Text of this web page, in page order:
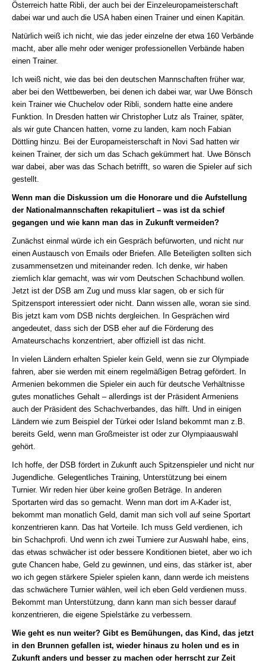
Österreich hatte Ribli, der auch bei der Einzeleuropameisterschaft
dabei war und auch die USA haben einen Trainer und einen Kapitän.
Natürlich weiß ich nicht, wie das jeder einzelne der etwa 160 Verbände
macht, aber alle mehr oder weniger professionellen Verbände haben
einen Trainer.
Ich weiß nicht, wie das bei den deutschen Mannschaften früher war,
aber bei den Wettbewerben, bei denen ich dabei war, war Uwe Bönsch
kein Trainer wie Chuchelov oder Ribli, sondern hatte eine andere
Funktion. In Dresden hatten wir Christopher Lutz als Trainer, später,
als wir gute Chancen hatten, vorne zu landen, kam noch Fabian
Döttling hinzu. Bei der Europameisterschaft in Novi Sad hatten wir
keinen Trainer, der sich um das Schach gekümmert hat. Uwe Bönsch
war dabei, aber was das Schach betrifft, so waren die Spieler auf sich
gestellt.
Wenn man die Diskussion um die Honorare und die Aufstellung
der Nationalmannschaften rekapituliert – was ist da schief
gegangen und wie kann man das in Zukunft vermeiden?
Zunächst einmal würde ich ein Gespräch befürworten, und nicht nur
einen Austausch von Emails oder Briefen. Alle Beteiligten sollten sich
zusammensetzen und miteinander reden. Ich denke, wir haben
ziemlich klar gemacht, was wir vom Deutschen Schachbund wollen.
Jetzt ist der DSB am Zug und muss klar sagen, ob er sich für
Spitzensport interessiert oder nicht. Dann wissen alle, woran sie sind.
Bis jetzt kam vom DSB nichts dergleichen. In Gesprächen wird
angedeutet, dass sich der DSB eher auf die Förderung des
Amateurschachs konzentriert, aber offiziell ist das nicht.
In vielen Ländern erhalten Spieler kein Geld, wenn sie zur Olympiade
fahren, aber sie werden mit einem regelmäßigen Betrag gefördert. In
Armenien bekommen die Spieler ein auch für deutsche Verhältnisse
gutes monatliches Gehalt – allerdings ist der Präsident Armeniens
auch der Präsident des Schachverbandes, das hilft. Und in einigen
Ländern wie zum Beispiel der Türkei oder Island bekommt man z.B.
bereits Geld, wenn man Großmeister ist oder zur Olympiaauswahl
gehört.
Ich hoffe, der DSB fördert in Zukunft auch Spitzenspieler und nicht nur
Jugendliche. Gelegentliches Training, Unterstützung bei einem
Turnier. Wir reden hier über keine großen Beträge. In anderen
Sportarten wird das so gemacht. Wenn man dort im A-Kader ist,
bekommt man monatlich Geld, damit man sich voll auf seine Sportart
konzentrieren kann. Das hat Vorteile. Ich muss Geld verdienen, ich
bin Schachprofi. Und wenn ich zwei Turniere zur Auswahl habe, eins,
das etwas schwächer ist oder bessere Konditionen bietet, aber wo ich
gute Chancen habe, Geld zu gewinnen, und eins, das stärker ist, aber
wo ich gegen stärkere Spieler spielen kann, dann werde ich meistens
das schwächere Turnier wählen, weil ich eben Geld verdienen muss.
Bekommt man Unterstützung, dann kann man sich besser darauf
konzentrieren, die eigene Spielstärke zu verbessern.
Wie geht es nun weiter? Gibt es Bemühungen, das Kind, das jetzt
in den Brunnen gefallen ist, wieder hinaus zu holen und es in
Zukunft anders und besser zu machen oder herrscht zur Zeit